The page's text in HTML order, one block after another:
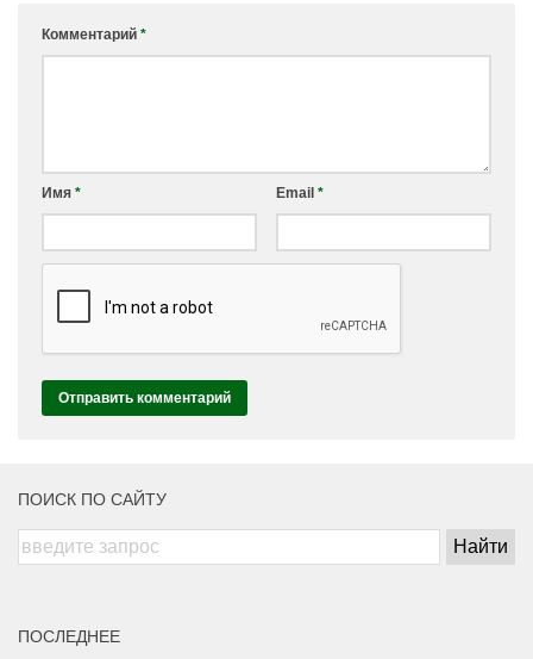
Комментарий *
Имя * Email *
ПОИСК ПО САЙТУ
ПОСЛЕДНЕЕ